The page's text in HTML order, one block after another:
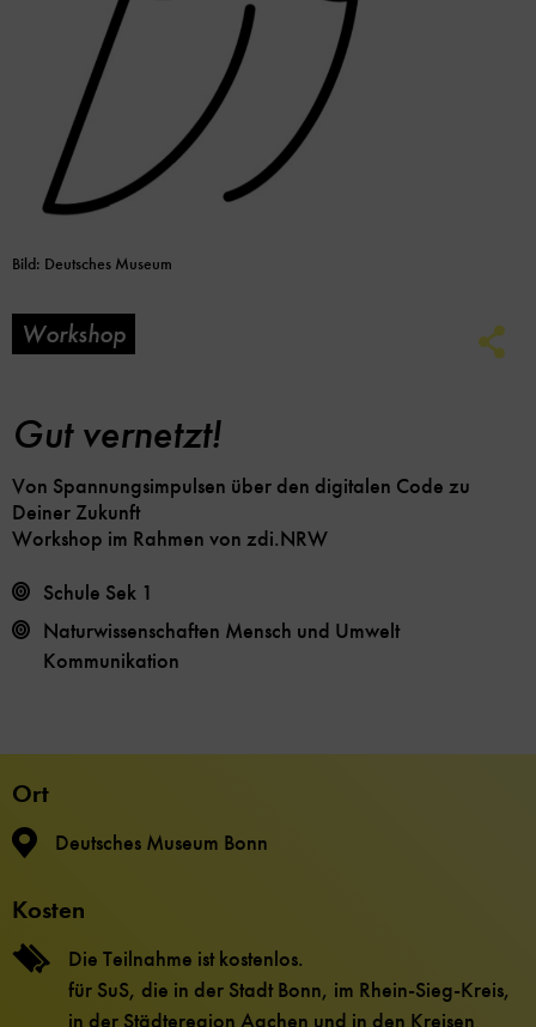
Bild: Deutsches Museum
Workshop
Gut vernetzt!
Von Spannungsimpulsen über den digitalen Code zu
Deiner Zukunft
Workshop im Rahmen von zdi.NRW
Schule Sek 1
Naturwissenschaften Mensch und Umwelt
Kommunikation
Ort
Deutsches Museum Bonn
Kosten
Die Teilnahme ist kostenlos.
für SuS, die in der Stadt Bonn, im Rhein-Sieg-Kreis,
in der Städteregion Aachen und in den Kreisen